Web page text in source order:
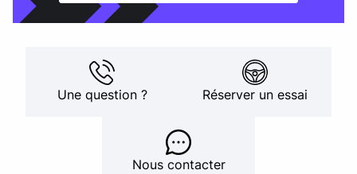
Une question ? Réserver un essai
Nous contacter